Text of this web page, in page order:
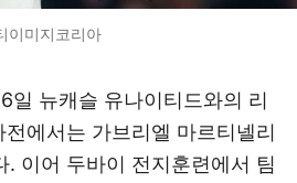
이미지코리아
일 뉴캐슬 유나이티드와의 리
에서는 가브리엘 마르티넬리
. 이어 두바이 전지훈련에서 팀